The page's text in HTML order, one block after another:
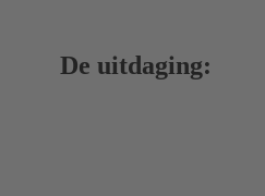
De uitdaging: